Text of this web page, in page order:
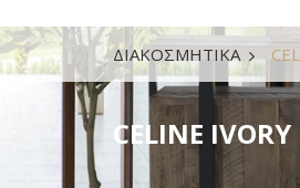
ΔΙΑΚΟΣΜΗΤΙΚΑ
CELINE